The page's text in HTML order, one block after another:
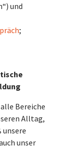
und
;
Bereiche
Alltag,
unsere
unser